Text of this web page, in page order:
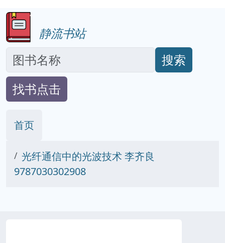
静流书站
搜索
找书点击
首页
光纤通信中的光波技术 李齐良
9787030302908